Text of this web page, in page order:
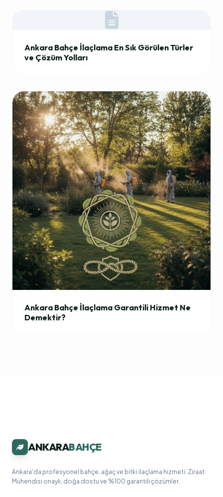
Ankara Bahçe İlaçlama En Sık Görülen Türler
ve Çözüm Yolları
Ankara Bahçe İlaçlama Garantili Hizmet Ne
Demektir?
ANKARABAHÇE
Ankara'da profesyonel bahçe, ağaç ve bitki ilaçlama hizmeti. Ziraat
Mühendisi onaylı, doğa dostu ve %100 garantili çözümler.